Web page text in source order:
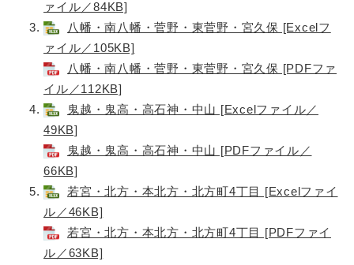
ァイル／84KB]
八幡・南八幡・菅野・東菅野・宮久保 [Excelフ
ァイル／105KB]
八幡・南八幡・菅野・東菅野・宮久保 [PDFファ
イル／112KB]
鬼越・鬼高・高石神・中山 [Excelファイル／
49KB]
鬼越・鬼高・高石神・中山 [PDFファイル／
66KB]
若宮・北方・本北方・北方町4丁目 [Excelファイ
ル／46KB]
若宮・北方・本北方・北方町4丁目 [PDFファイ
ル／63KB]